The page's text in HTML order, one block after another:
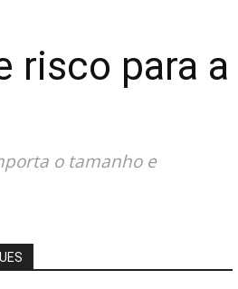
risco para a
o tamanho e